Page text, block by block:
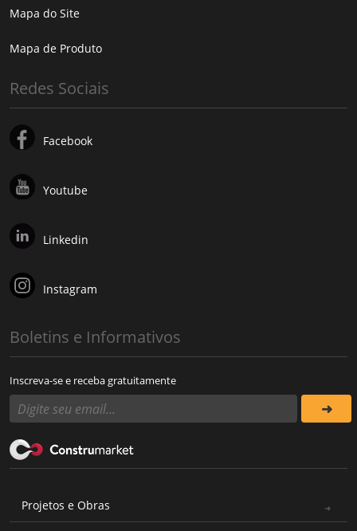
Mapa do Site
Mapa de Produto
Redes Sociais
Facebook
Youtube
Linkedin
Instagram
Boletins e Informativos
Inscreva-se e receba gratuitamente
Projetos e Obras